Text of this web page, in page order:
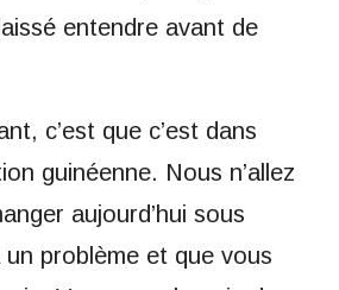
entendre avant de
c’est que c’est dans
guinéenne. Nous n’allez
aujourd’hui sous
un problème et que vous